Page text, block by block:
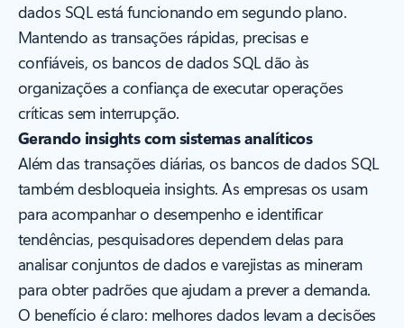
dados SQL está funcionando em segundo plano.
Mantendo as transações rápidas, precisas e
confiáveis, os bancos de dados SQL dão às
organizações a confiança de executar operações
críticas sem interrupção.
Gerando insights com sistemas analíticos
Além das transações diárias, os bancos de dados SQL
também desbloqueia insights. As empresas os usam
para acompanhar o desempenho e identificar
tendências, pesquisadores dependem delas para
analisar conjuntos de dados e varejistas as mineram
para obter padrões que ajudam a prever a demanda.
O benefício é claro: melhores dados levam a decisões